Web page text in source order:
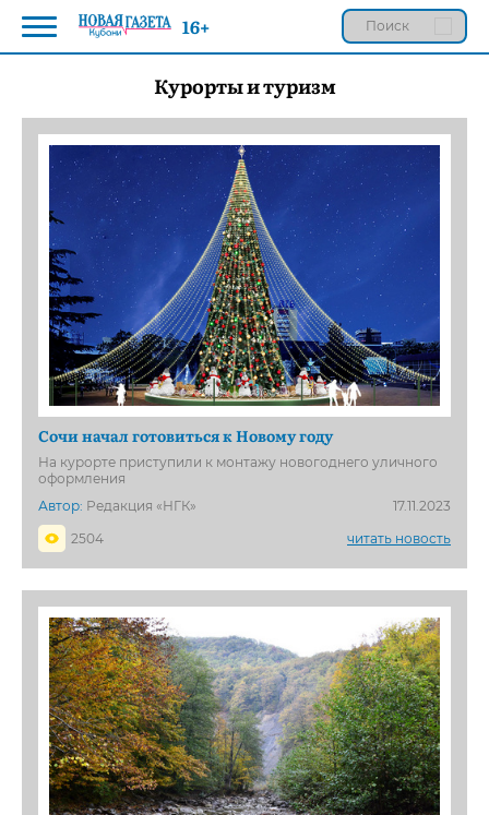
Курорты и туризм
Сочи начал готовиться к Новому году
На курорте приступили к монтажу новогоднего уличного
оформления
Автор: Редакция «НГК»
17.11.2023
2504
читать новость
16+